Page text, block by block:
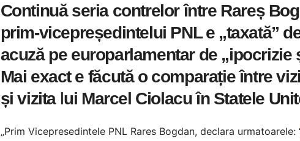
Continuă seria contrelor între Rareș
prim-vicepreședintelui PNL e „taxată”
acuză pe europarlamentar de
Mai exact e făcută o comparație între
și vizita lui Marcel Ciolacu în Statele
„Prim Vicepresedintele PNL Rares Bogdan, declara urmatoarele: